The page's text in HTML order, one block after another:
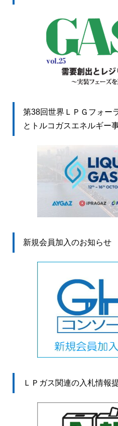
第38回世界ＬＰＧフォー
とトルコガスエネルギー
新規会員加入のお知らせ
ＬＰガス関連の入札情報